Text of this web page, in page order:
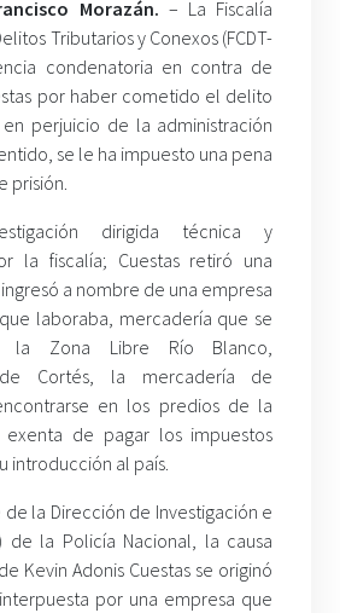
Morazán. – La Fiscalía
Tributarios y Conexos (FCDT-
condenatoria en contra de
por haber cometido el delito
perjuicio de la administración
se le ha impuesto una pena
prisión.
dirigida técnica y
la fiscalía; Cuestas retiró una
a nombre de una empresa
laboraba, mercadería que se
la Zona Libre Río Blanco,
Cortés, la mercadería de
en los predios de la
de pagar los impuestos
introducción al país.
la Dirección de Investigación e
de la Policía Nacional, la causa
Kevin Adonis Cuestas se originó
por una empresa que